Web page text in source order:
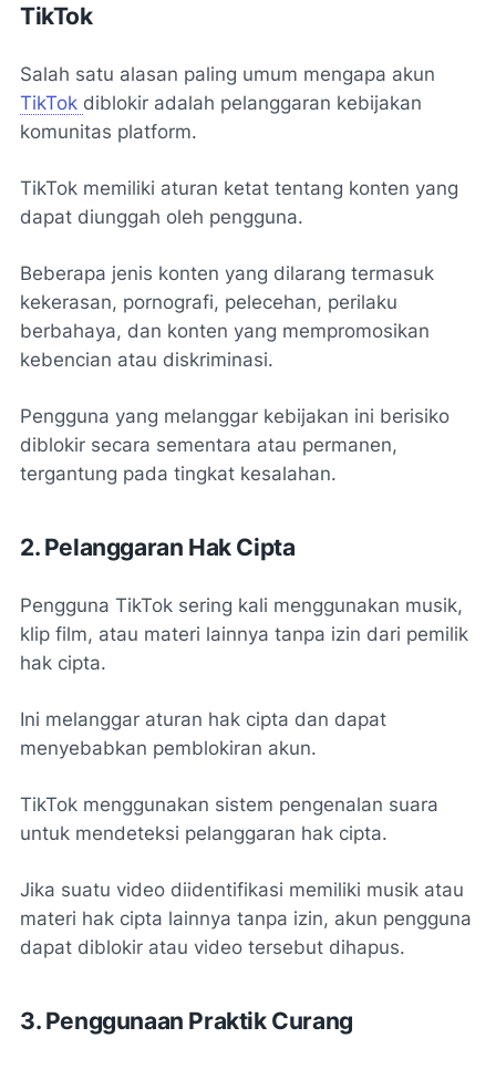
TikTok
Salah satu alasan paling umum mengapa akun
TikTok diblokir adalah pelanggaran kebijakan
komunitas platform.
TikTok memiliki aturan ketat tentang konten yang
dapat diunggah oleh pengguna.
Beberapa jenis konten yang dilarang termasuk
kekerasan, pornografi, pelecehan, perilaku
berbahaya, dan konten yang mempromosikan
kebencian atau diskriminasi.
Pengguna yang melanggar kebijakan ini berisiko
diblokir secara sementara atau permanen,
tergantung pada tingkat kesalahan.
2. Pelanggaran Hak Cipta
Pengguna TikTok sering kali menggunakan musik,
klip film, atau materi lainnya tanpa izin dari pemilik
hak cipta.
Ini melanggar aturan hak cipta dan dapat
menyebabkan pemblokiran akun.
TikTok menggunakan sistem pengenalan suara
untuk mendeteksi pelanggaran hak cipta.
Jika suatu video diidentifikasi memiliki musik atau
materi hak cipta lainnya tanpa izin, akun pengguna
dapat diblokir atau video tersebut dihapus.
3. Penggunaan Praktik Curang